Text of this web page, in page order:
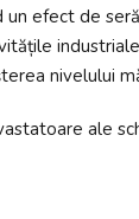
efect de
nivelului
ale